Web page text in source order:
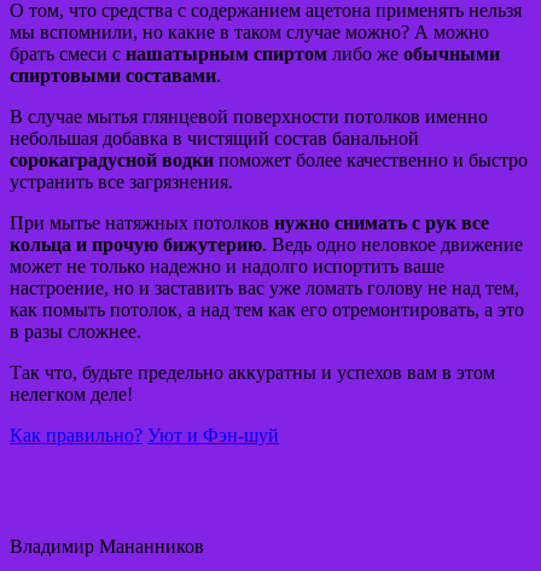
О том, что средства с содержанием ацетона применять нельзя
мы вспомнили, но какие в таком случае можно? А можно
брать смеси с нашатырным спиртом либо же обычными
спиртовыми составами.
В случае мытья глянцевой поверхности потолков именно
небольшая добавка в чистящий состав банальной
сорокаградусной водки поможет более качественно и быстро
устранить все загрязнения.
При мытье натяжных потолков нужно снимать с рук все
кольца и прочую бижутерию. Ведь одно неловкое движение
может не только надежно и надолго испортить ваше
настроение, но и заставить вас уже ломать голову не над тем,
как помыть потолок, а над тем как его отремонтировать, а это
в разы сложнее.
Так что, будьте предельно аккуратны и успехов вам в этом
нелегком деле!
Как правильно? Уют и Фэн-шуй
Владимир Мананников